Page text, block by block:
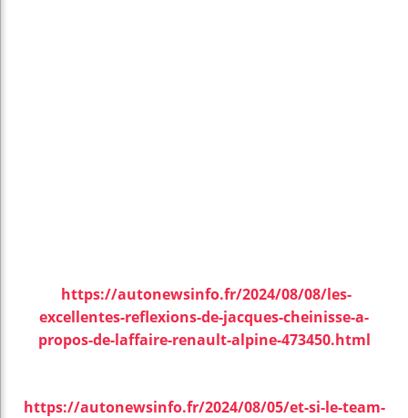
https://autonewsinfo.fr/2024/08/08/les-
excellentes-reflexions-de-jacques-cheinisse-a-
propos-de-laffaire-renault-alpine-473450.html
https://autonewsinfo.fr/2024/08/05/et-si-le-team-